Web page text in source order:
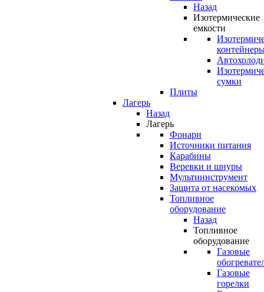
Назад
Изотермические
емкости
сумки
Плиты
Лагерь
Назад
Лагерь
Фонари
Источники питания
Карабины
Веревки и шнуры
Мультиинструмент
Защита от насекомых
Топливное
оборудование
Назад
Топливное
оборудование
Газовые
Газовые
горелки